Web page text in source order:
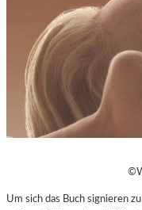
Um sich das Buch signieren